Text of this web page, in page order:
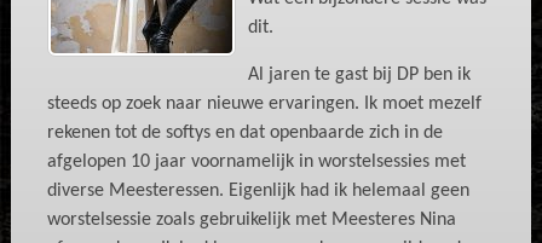
dit.
Al jaren te gast bij DP ben ik
steeds op zoek naar nieuwe ervaringen. Ik moet mezelf
rekenen tot de softys en dat openbaarde zich in de
afgelopen 10 jaar voornamelijk in worstelsessies met
diverse Meesteressen. Eigenlijk had ik helemaal geen
worstelsessie zoals gebruikelijk met Meesteres Nina